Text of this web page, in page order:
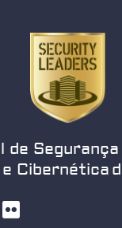
de Segurança
Cibernética